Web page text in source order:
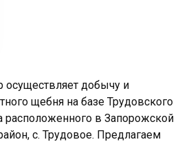
осуществляет добычу и
щебня на базе Трудовского
расположенного в Запорожской
с. Трудовое. Предлагаем